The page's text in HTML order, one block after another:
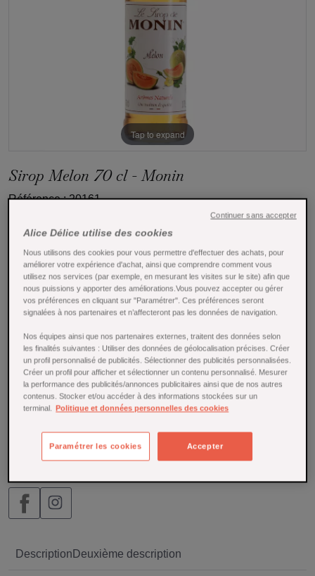
Tap to expand
Sirop Melon 70 cl - Monin
Référence : 20161
Fier d’un savoir-faire de plus d’un siècle, la marque
70cl. Ajoutez la petite note sucrée à vos boissons
rafraîchissantes pour savourer pleinement l’été.
En savoir plus
En stock
12,00 €
🕒 Livraison sous 3-4 jours - gratuite dès 69€ avec Mondial
Relay
 AJOUTER AU PANIER
Description Deuxième description
Alice Délice utilise des cookies
Nous utilisons des cookies pour vous permettre d'effectuer des achats, pour
améliorer votre expérience d'achat, ainsi que comprendre comment vous
utilisez nos services (par exemple, en mesurant les visites sur le site) afin que
nous puissions y apporter des améliorations.Vous pouvez accepter ou gérer
vos préférences en cliquant sur "Paramétrer". Ces préférences seront
signalées à nos partenaires et n’affecteront pas les données de navigation.
Nos équipes ainsi que nos partenaires externes, traitent des données selon
les finalités suivantes : Utiliser des données de géolocalisation précises. Créer
un profil personnalisé de publicités. Sélectionner des publicités personnalisées.
Créer un profil pour afficher et sélectionner un contenu personnalisé. Mesurer
la performance des publicités/annonces publicitaires ainsi que de nos autres
contenus. Stocker et/ou accéder à des informations stockées sur un
terminal. Politique et données personnelles des cookies
Accepter
Paramétrer les cookies
Continuer sans accepter